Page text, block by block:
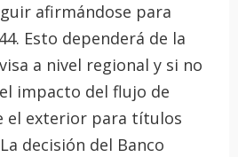
afirmándose para
Esto dependerá de la
a nivel regional y si no
impacto del flujo de
el exterior para títulos
decisión del Banco